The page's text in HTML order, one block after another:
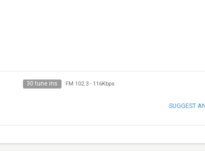
30 tune ins FM 102.3- 116Kbps
SUGGEST